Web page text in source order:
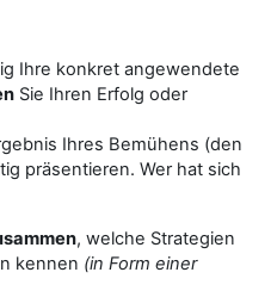
Ihre konkret angewendete
Sie Ihren Erfolg oder
Ihres Bemühens (den
präsentieren. Wer hat sich
, welche Strategien
kennen (in Form einer